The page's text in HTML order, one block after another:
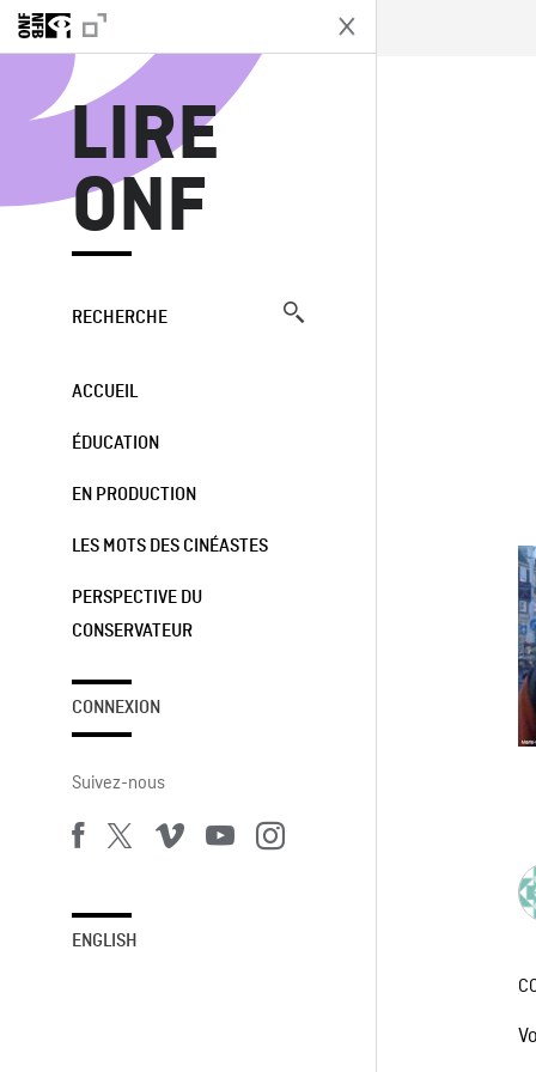
LIRE
ONF
RECHERCHE
ACCUEIL
ÉDUCATION
EN PRODUCTION
LES MOTS DES CINÉASTES
PERSPECTIVE DU
CONSERVATEUR
CONNEXION
Suivez-nous
ENGLISH